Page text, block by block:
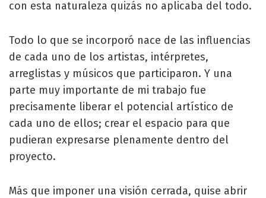
con esta naturaleza quizás no aplicaba del todo.
Todo lo que se incorporó nace de las influencias
de cada uno de los artistas, intérpretes,
arreglistas y músicos que participaron. Y una
parte muy importante de mi trabajo fue
precisamente liberar el potencial artístico de
cada uno de ellos; crear el espacio para que
pudieran expresarse plenamente dentro del
proyecto.
Más que imponer una visión cerrada, quise abrir